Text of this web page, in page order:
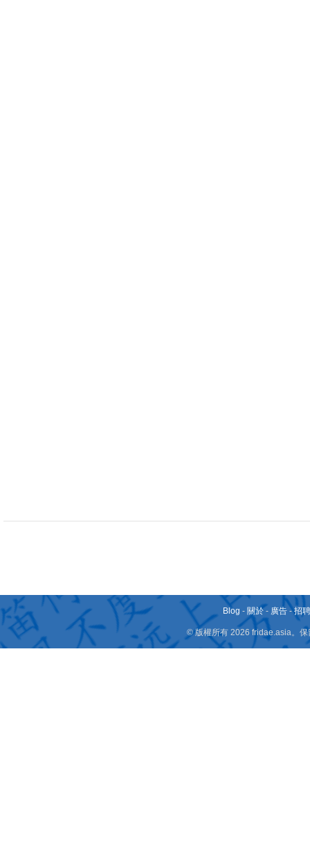
Blog - 關於 - 廣告 -招
© 版權所有 2026 fridae.asia。